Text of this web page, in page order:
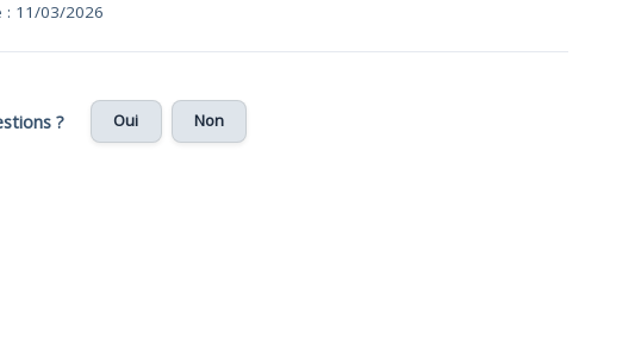
: 11/03/2026
? Oui Non